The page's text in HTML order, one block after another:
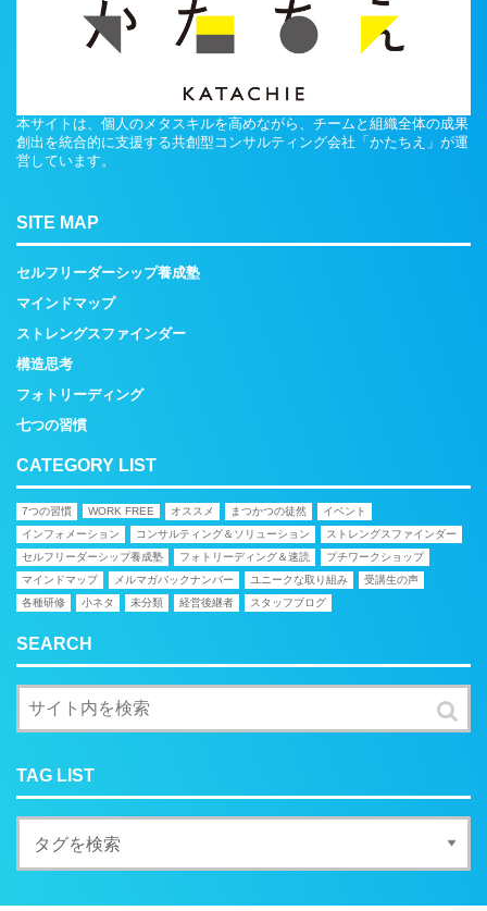
本サイトは、個人のメタスキルを高めながら、チームと組織全体の成果
創出を統合的に支援する共創型コンサルティング会社「かたちえ」が運
営しています。
SITE MAP
セルフリーダーシップ養成塾
マインドマップ
ストレングスファインダー
構造思考
フォトリーディング
七つの習慣
CATEGORY LIST
7つの習慣 WORK FREE オススメ まつかつの徒然
イベント
インフォメーション
コンサルティング＆ソリューション
ストレングスファインダー
セルフリーダーシップ養成塾
フォトリーディング＆速読
プチワークショップ
マインドマップ
メルマガバックナンバー ユニークな取り組み
受講生の声
各種研修
小ネタ 未分類 経営後継者 スタッフブログ
SEARCH
TAG LIST